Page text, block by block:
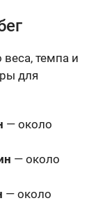
темпа и
для
— около
— около
— около